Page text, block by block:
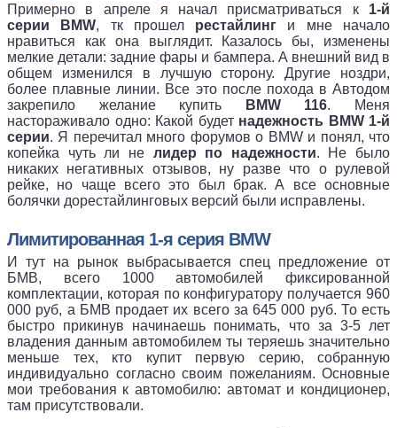
Примерно в апреле я начал присматриваться к 1-й
серии BMW, тк прошел рестайлинг и мне начало
нравиться как она выглядит. Казалось бы, изменены
мелкие детали: задние фары и бампера. А внешний вид в
общем изменился в лучшую сторону. Другие ноздри,
более плавные линии. Все это после похода в Автодом
закрепило желание купить
BMW 116. Меня
настораживало одно: Какой будет надежность BMW 1-й
серии. Я перечитал много форумов о BMW и понял, что
копейка чуть ли не лидер по надежности. Не было
никаких негативных отзывов, ну разве что о рулевой
рейке, но чаще всего это был брак. А все основные
болячки дорестайлинговых версий были исправлены.
Лимитированная 1-я серия BMW
И тут на рынок выбрасывается спец предложение от
БМВ, всего 1000 автомобилей фиксированной
комплектации, которая по конфигуратору получается 960
000 руб, а БМВ продает их всего за 645 000 руб. То есть
быстро прикинув начинаешь понимать, что за 3-5 лет
владения данным автомобилем ты теряешь значительно
меньше тех, кто купит первую серию, собранную
индивидуально согласно своим пожеланиям. Основные
мои требования к автомобилю: автомат и кондиционер,
там присутствовали.